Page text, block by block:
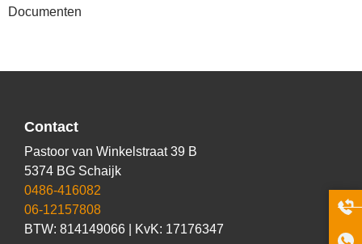
Documenten
Contact
Pastoor van Winkelstraat 39 B
5374 BG Schaijk
0486-416082
06-12157808
BTW: 814149066 | KvK: 17176347